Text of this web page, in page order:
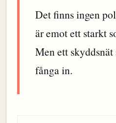
Det finns ingen
är emot ett starkt
Men ett
fånga in.